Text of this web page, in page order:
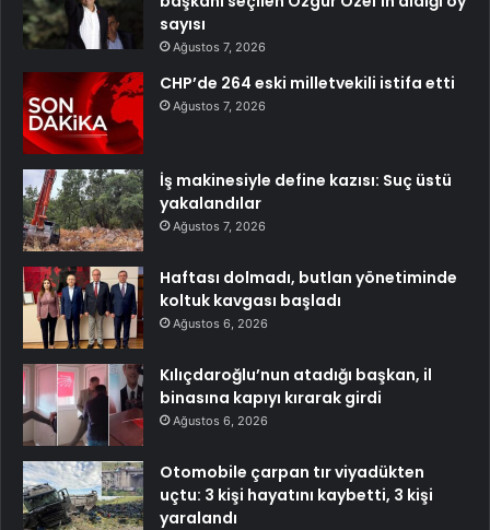
sayısı
Ağustos 7, 2026
CHP’de 264 eski milletvekili istifa etti
Ağustos 7, 2026
İş makinesiyle define kazısı: Suç üstü
yakalandılar
Ağustos 7, 2026
Haftası dolmadı, butlan yönetiminde
koltuk kavgası başladı
Ağustos 6, 2026
Kılıçdaroğlu’nun atadığı başkan, il
binasına kapıyı kırarak girdi
Ağustos 6, 2026
Otomobile çarpan tır viyadükten
uçtu: 3 kişi hayatını kaybetti, 3 kişi
yaralandı